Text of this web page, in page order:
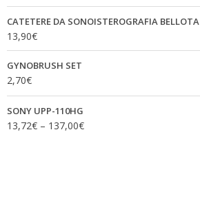
CATETERE DA SONOISTEROGRAFIA BELLOTA
13,90€
GYNOBRUSH SET
2,70€
SONY UPP-110HG
13,72€ – 137,00€